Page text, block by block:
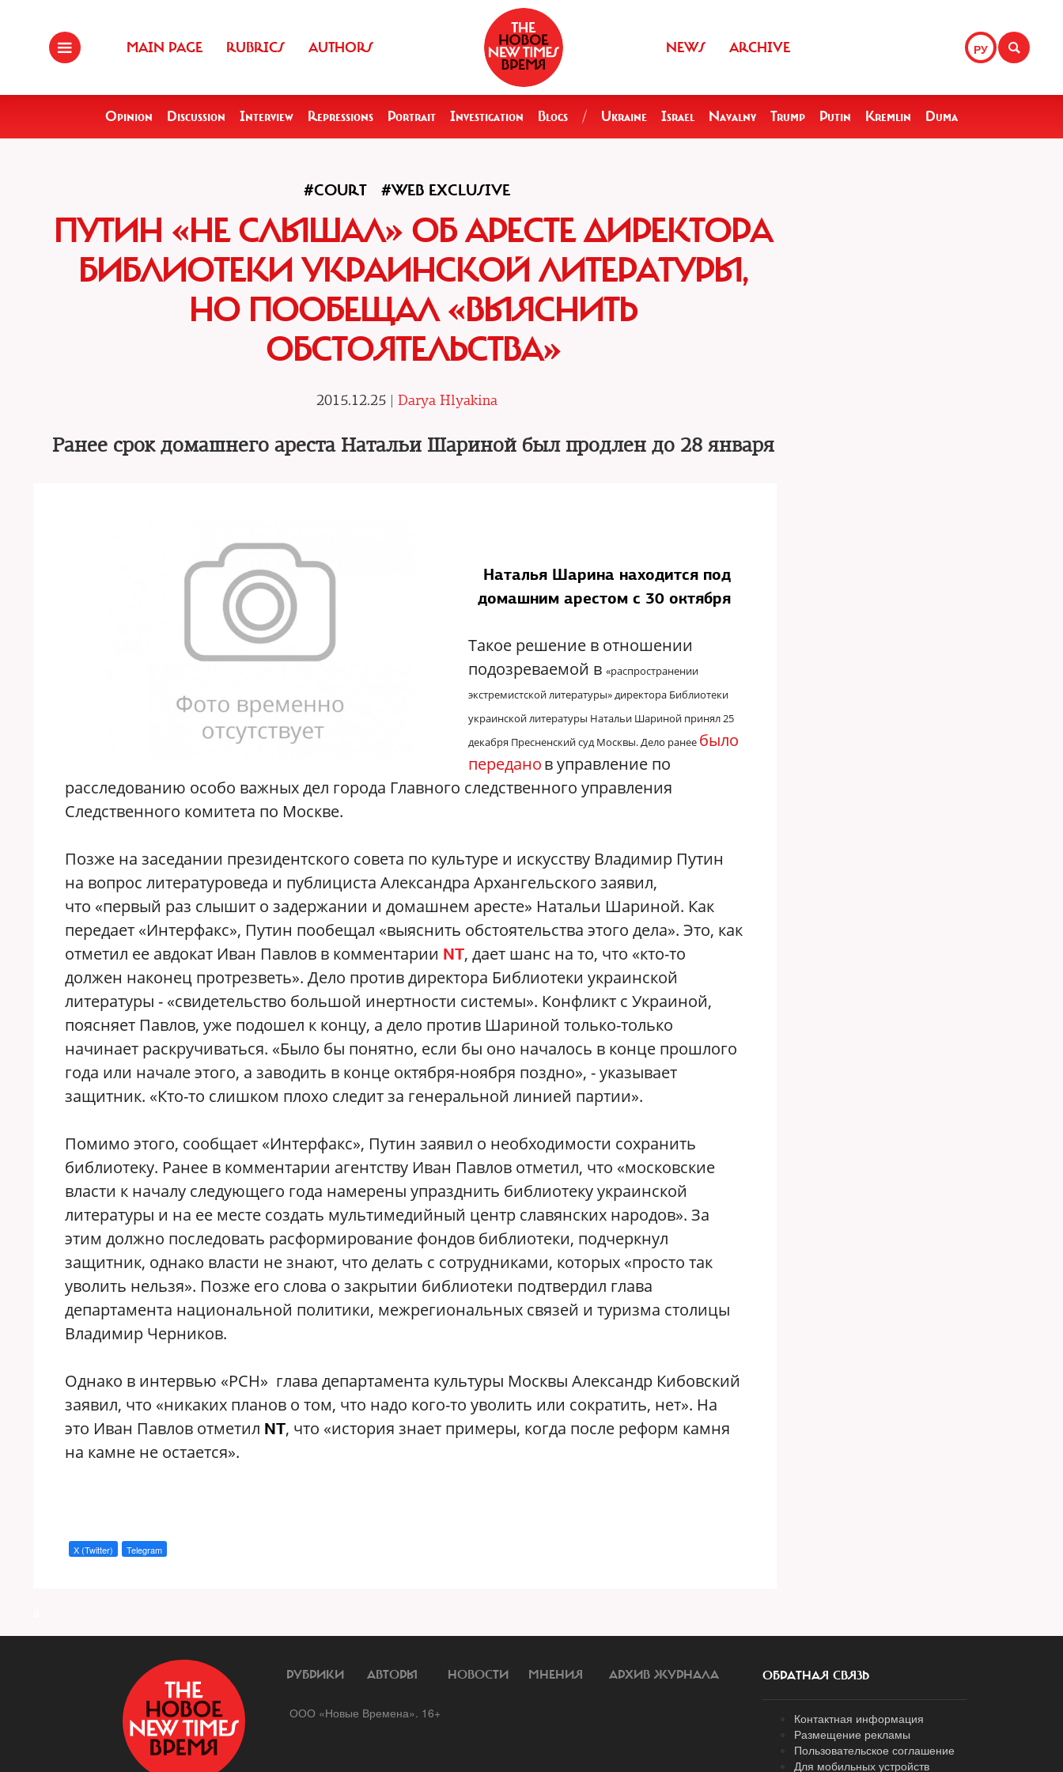
MAIN PAGE RUBRICS AUTHORS РУ
NEWS ARCHIVE
Opinion Discussion Interview Repressions Portrait Investigation Blogs / Ukraine Israel Navalny Trump Putin Kremlin Duma
#COURT #WEB EXCLUSIVE
ПУТИН «НЕ СЛЫШАЛ» ОБ АРЕСТЕ ДИРЕКТОРА
БИБЛИОТЕКИ УКРАИНСКОЙ ЛИТЕРАТУРЫ,
НО ПООБЕЩАЛ «ВЫЯСНИТЬ
ОБСТОЯТЕЛЬСТВА»
2015.12.25 | Darya Hlyakina
Ранее срок домашнего ареста Натальи Шариной был продлен до 28 января
Наталья Шарина находится под
домашним арестом с 30 октября
Такое решение в отношении
подозреваемой в «распространении
экстремистской литературы»директора Библиотеки
украинской литературы Натальи Шариной принял 25
декабря Пресненский суд Москвы. Дело ранее было
переданов управление по
расследованию особо важных дел города Главного следственного управления
Следственного комитета по Москве.
Позже на заседании президентского совета по культуре и искусству Владимир Путин
на вопрос литературоведа и публициста Александра Архангельского заявил,
что «первый раз слышит о задержании и домашнем аресте» Натальи Шариной. Как
передает «Интерфакс», Путин пообещал «выяснить обстоятельства этого дела». Это, как
отметил ее авдокат Иван Павлов в комментарии NT, дает шанс на то, что «кто-то
должен наконец протрезветь». Дело против директора Библиотеки украинской
литературы - «свидетельство большой инертности системы». Конфликт с Украиной,
поясняет Павлов, уже подошел к концу, а дело против Шариной только-только
начинает раскручиваться. «Было бы понятно, если бы оно началось в конце прошлого
года или начале этого, а заводить в конце октября-ноября поздно», - указывает
защитник. «Кто-то слишком плохо следит за генеральной линией партии».
Помимо этого, сообщает «Интерфакс», Путин заявил о необходимости сохранить
библиотеку. Ранее в комментарии агентству Иван Павлов отметил, что «московские
власти к началу следующего года намерены упразднить библиотеку украинской
литературы и на ее месте создать мультимедийный центр славянских народов». За
этим должно последовать расформирование фондов библиотеки, подчеркнул
защитник, однако власти не знают, что делать с сотрудниками, которых «просто так
уволить нельзя». Позже его слова о закрытии библиотеки подтвердил глава
департамента национальной политики, межрегиональных связей и туризма столицы
Владимир Черников.
Однако в интервью «РСН» глава департамента культуры Москвы Александр Кибовский
заявил, что «никаких планов о том, что надо кого-то уволить или сократить, нет». На
это Иван Павлов отметил NT, что «история знает примеры, когда после реформ камня
на камне не остается».
X (Twitter) Telegram
РУБРИКИ АВТОРЫ НОВОСТИ МНЕНИЯ АРХИВ ЖУРНАЛА
ООО «Новые Времена». 16+
ОБРАТНАЯ СВЯЗЬ
Контактная информация
Размещение рекламы
Пользовательское соглашение
Для мобильных устройств